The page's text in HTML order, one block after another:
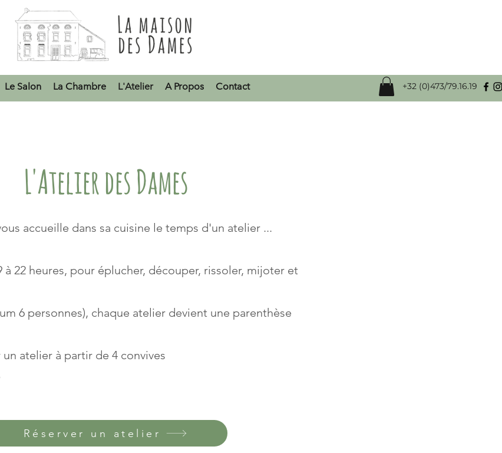
Le Salon La Chambre L'Atelier A Propos Contact +32 (0)473/79.16.19
L'Atelier des Dames
accueille dans sa cuisine le temps d'un atelier ...
à 22 heures, pour éplucher, découper, rissoler, mijoter et
6 personnes), chaque atelier devient une parenthèse
atelier à partir de 4 convives
Réserver un atelier